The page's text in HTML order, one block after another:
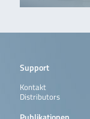
Support
Kontakt
Distributors